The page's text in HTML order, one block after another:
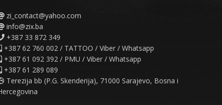
zi_contact@yahoo.com
info@zix.ba
+387 33 872 349
+387 62 760 002 / TATTOO / Viber / Whatsapp
+387 61 092 392 / PMU / Viber / Whatsapp
+387 61 289 089
Terezija bb (P.G. Skenderija), 71000 Sarajevo, Bosna i